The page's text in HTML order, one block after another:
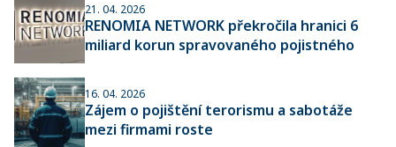
21. 04. 2026
RENOMIA NETWORK překročila hranici 6
miliard korun spravovaného pojistného
16. 04. 2026
Zájem o pojištění terorismu a sabotáže
mezi firmami roste